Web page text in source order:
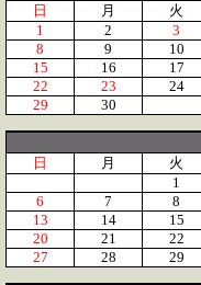
日
月 火
1
2 3
8
9 10
15
16 17
22
23 24
29
30
日
月 火
1
6
7 8
13
14 15
20
21 22
27
28 29